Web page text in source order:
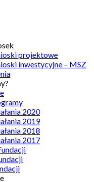
projektowe
inwestycyjne – MSZ
2020
2019
2018
2017